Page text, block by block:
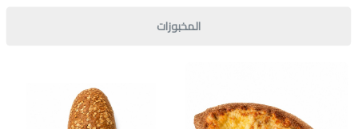
المخبوزات